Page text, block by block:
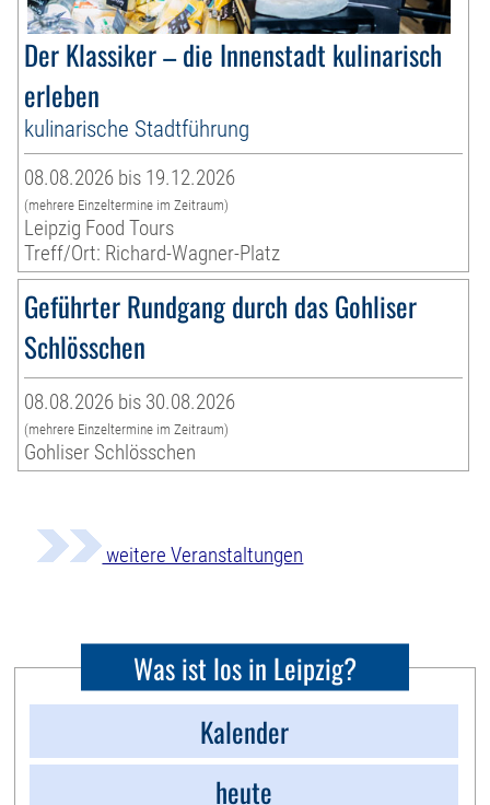
Der Klassiker – die Innenstadt kulinarisch
erleben
kulinarische Stadtführung
08.08.2026 bis 19.12.2026
(mehrere Einzeltermine im Zeitraum)
Leipzig Food Tours
Treff/Ort: Richard-Wagner-Platz
Geführter Rundgang durch das Gohliser
Schlösschen
08.08.2026 bis 30.08.2026
(mehrere Einzeltermine im Zeitraum)
Gohliser Schlösschen
weitere Veranstaltungen
Was ist los in Leipzig?
Kalender
heute